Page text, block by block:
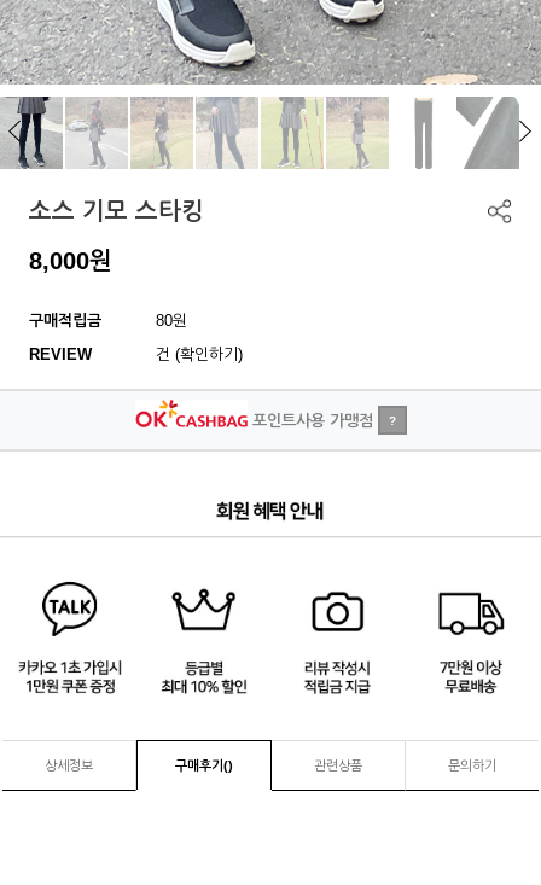
소스 기모 스타킹
8,000원
구매적립금
80원
REVIEW
건 (확인하기)
포인트사용 가맹점 ?
상세정보 구매후기() 관련상품 문의하기